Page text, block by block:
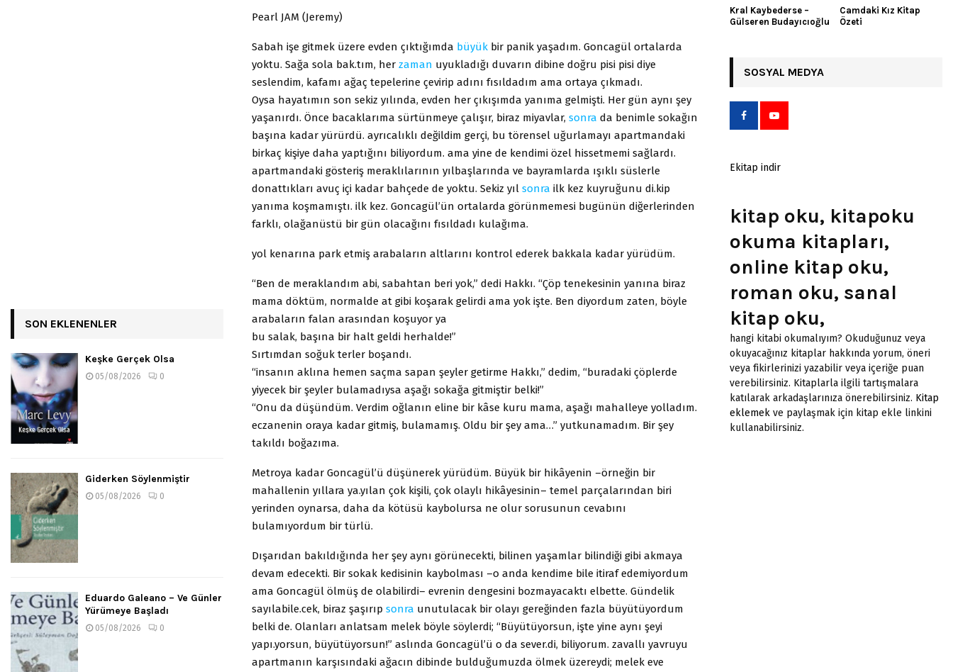
Pearl JAM (Jeremy)
Sabah işe gitmek üzere evden çıktığımda büyük bir panik yaşadım. Goncagül ortalarda
yoktu. Sağa sola bak.tım, her zaman uyukladığı duvarın dibine doğru pisi pisi diye
seslendim, kafamı ağaç tepelerine çevirip adını fısıldadım ama ortaya çıkmadı.
Oysa hayatımın son sekiz yılında, evden her çıkışımda yanıma gelmişti. Her gün aynı şey
yaşanırdı. Önce bacaklarıma sürtünmeye çalışır, biraz miyavlar, sonra da benimle sokağın
başına kadar yürürdü. ayrıcalıklı değildim gerçi, bu törensel uğurlamayı apartmandaki
birkaç kişiye daha yaptığını biliyordum. ama yine de kendimi özel hissetmemi sağlardı.
apartmandaki gösteriş meraklılarının yılbaşlarında ve bayramlarda ışıklı süslerle
donattıkları avuç içi kadar bahçede de yoktu. Sekiz yıl sonra ilk kez kuyruğunu di.kip
yanıma koşmamıştı. ilk kez. Goncagül’ün ortalarda görünmemesi bugünün diğerlerinden
farklı, olağanüstü bir gün olacağını fısıldadı kulağıma.
yol kenarına park etmiş arabaların altlarını kontrol ederek bakkala kadar yürüdüm.
“Ben de meraklandım abi, sabahtan beri yok,” dedi Hakkı. “Çöp tenekesinin yanına biraz
mama döktüm, normalde at gibi koşarak gelirdi ama yok işte. Ben diyordum zaten, böyle
arabaların falan arasından koşuyor ya
bu salak, başına bir halt geldi herhalde!”
Sırtımdan soğuk terler boşandı.
“insanın aklına hemen saçma sapan şeyler getirme Hakkı,” dedim, “buradaki çöplerde
yiyecek bir şeyler bulamadıysa aşağı sokağa gitmiştir belki!”
“Onu da düşündüm. Verdim oğlanın eline bir kâse kuru mama, aşağı mahalleye yolladım.
eczanenin oraya kadar gitmiş, bulamamış. Oldu bir şey ama…” yutkunamadım. Bir şey
takıldı boğazıma.
Metroya kadar Goncagül’ü düşünerek yürüdüm. Büyük bir hikâyenin –örneğin bir
mahallenin yıllara ya.yılan çok kişili, çok olaylı hikâyesinin– temel parçalarından biri
yerinden oynarsa, daha da kötüsü kaybolursa ne olur sorusunun cevabını
bulamıyordum bir türlü.
Dışarıdan bakıldığında her şey aynı görünecekti, bilinen yaşamlar bilindiği gibi akmaya
devam edecekti. Bir sokak kedisinin kaybolması –o anda kendime bile itiraf edemiyordum
ama Goncagül ölmüş de olabilirdi– evrenin dengesini bozmayacaktı elbette. Gündelik
sayılabile.cek, biraz şaşırıp sonra unutulacak bir olayı gereğinden fazla büyütüyordum
belki de. Olanları anlatsam melek böyle söylerdi; “Büyütüyorsun, işte yine aynı şeyi
yapı.yorsun, büyütüyorsun!” aslında Goncagül’ü o da sever.di, biliyorum. zavallı yavruyu
apartmanın karşısındaki ağacın dibinde bulduğumuzda ölmek üzereydi; melek eve
SON EKLENENLER
Keşke Gerçek Olsa
05/08/2026 0
Giderken Söylenmiştir
05/08/2026 0
Eduardo Galeano – Ve Günler
Yürümeye Başladı
05/08/2026 0
Kral Kaybederse –
Gülseren Budayıcıoğlu
Camdaki Kız Kitap
Özeti
SOSYAL MEDYA
Ekitap indir
kitap oku, kitapoku
okuma kitapları,
online kitap oku,
roman oku, sanal
kitap oku,
hangi kitabi okumalıyım? Okuduğunuz veya
okuyacağınız kitaplar hakkında yorum, öneri
veya fikirlerinizi yazabilir veya içeriğe puan
verebilirsiniz. Kitaplarla ilgili tartışmalara
katılarak arkadaşlarınıza önerebilirsiniz. Kitap
eklemek ve paylaşmak için kitap ekle linkini
kullanabilirsiniz.